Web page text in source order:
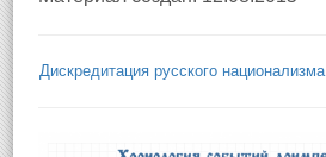
Дискредитация русского национализма